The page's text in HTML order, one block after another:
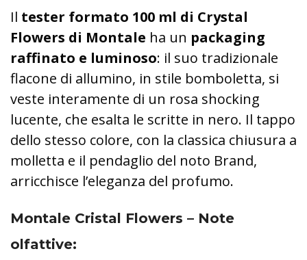
Il tester formato 100 ml di Crystal
Flowers di Montale ha un packaging
raffinato e luminoso: il suo tradizionale
flacone di allumino, in stile bomboletta, si
veste interamente di un rosa shocking
lucente, che esalta le scritte in nero. Il tappo
dello stesso colore, con la classica chiusura a
molletta e il pendaglio del noto Brand,
arricchisce l’eleganza del profumo.
Montale Cristal Flowers – Note
olfattive: